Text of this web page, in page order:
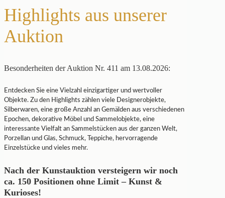
Highlights aus unserer
Auktion
Besonderheiten der Auktion Nr. 411 am 13.08.2026:
Entdecken Sie eine Vielzahl einzigartiger und wertvoller
Objekte. Zu den Highlights zählen viele Designerobjekte,
Silberwaren, eine große Anzahl an Gemälden aus verschiedenen
Epochen, dekorative Möbel und Sammelobjekte, eine
interessante Vielfalt an Sammelstücken aus der ganzen Welt,
Porzellan und Glas, Schmuck, Teppiche, hervorragende
Einzelstücke und vieles mehr.
Nach der Kunstauktion versteigern wir noch
ca. 150 Positionen ohne Limit – Kunst &
Kurioses!